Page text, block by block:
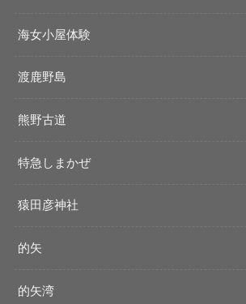
海女小屋体験
渡鹿野島
熊野古道
特急しまかぜ
猿田彦神社
的矢
的矢湾